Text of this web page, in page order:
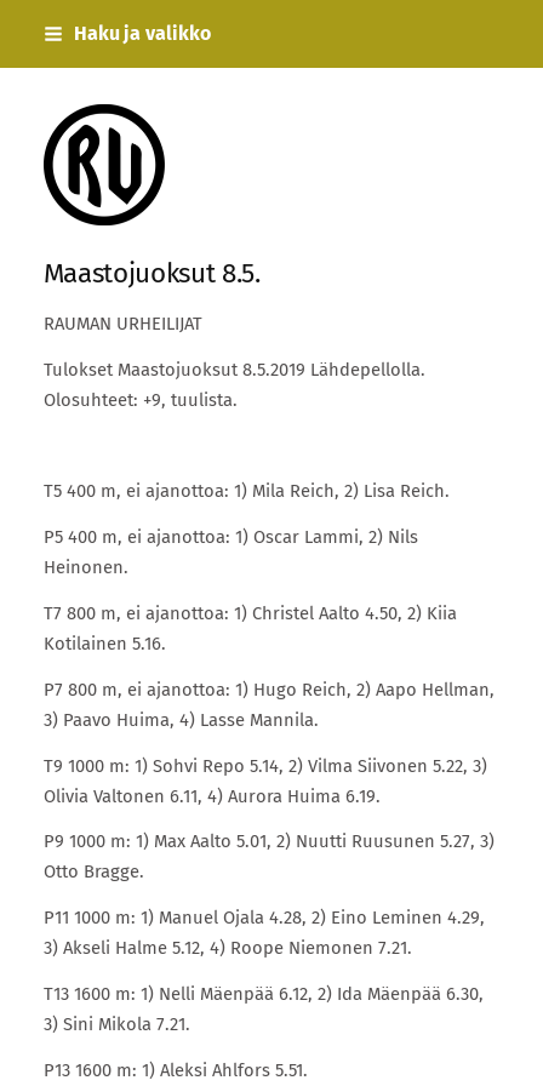
Siirry
Haku ja valikko
Rauman Urheilijat
Maastojuoksut 8.5.
RAUMAN URHEILIJAT
Tulokset Maastojuoksut 8.5.2019 Lähdepellolla.
Olosuhteet: +9, tuulista.
T5 400 m, ei ajanottoa: 1) Mila Reich, 2) Lisa Reich.
P5 400 m, ei ajanottoa: 1) Oscar Lammi, 2) Nils
Heinonen.
T7 800 m, ei ajanottoa: 1) Christel Aalto 4.50, 2) Kiia
Kotilainen 5.16.
P7 800 m, ei ajanottoa: 1) Hugo Reich, 2) Aapo Hellman,
3) Paavo Huima, 4) Lasse Mannila.
T9 1000 m: 1) Sohvi Repo 5.14, 2) Vilma Siivonen 5.22, 3)
Olivia Valtonen 6.11, 4) Aurora Huima 6.19.
P9 1000 m: 1) Max Aalto 5.01, 2) Nuutti Ruusunen 5.27, 3)
Otto Bragge.
P11 1000 m: 1) Manuel Ojala 4.28, 2) Eino Leminen 4.29,
3) Akseli Halme 5.12, 4) Roope Niemonen 7.21.
T13 1600 m: 1) Nelli Mäenpää 6.12, 2) Ida Mäenpää 6.30,
3) Sini Mikola 7.21.
P13 1600 m: 1) Aleksi Ahlfors 5.51.